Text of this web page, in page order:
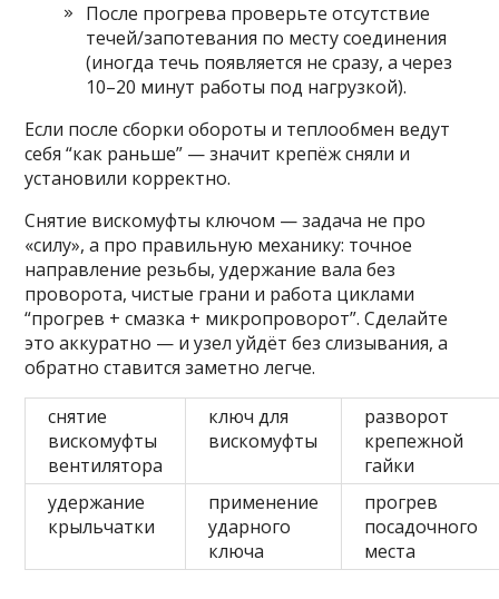
После прогрева проверьте отсутствие
течей/запотевания по месту соединения
(иногда течь появляется не сразу, а через
10–20 минут работы под нагрузкой).
Если после сборки обороты и теплообмен ведут
себя “как раньше” — значит крепёж сняли и
установили корректно.
Снятие вискомуфты ключом — задача не про
«силу», а про правильную механику: точное
направление резьбы, удержание вала без
проворота, чистые грани и работа циклами
“прогрев + смазка + микропроворот”. Сделайте
это аккуратно — и узел уйдёт без слизывания, а
обратно ставится заметно легче.
снятие
вискомуфты
вентилятора
ключ для
вискомуфты
разворот
крепежной
гайки
удержание
крыльчатки
применение
ударного
ключа
прогрев
посадочного
места